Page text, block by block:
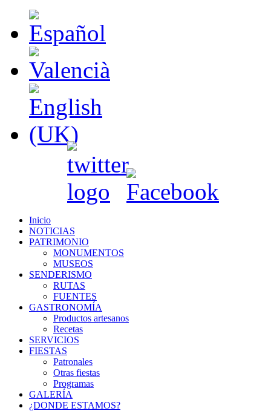
Inicio
NOTICIAS
PATRIMONIO
MONUMENTOS
MUSEOS
SENDERISMO
RUTAS
FUENTES
GASTRONOMÍA
Productos artesanos
Recetas
SERVICIOS
FIESTAS
Patronales
Otras fiestas
Programas
GALERÍA
¿DONDE ESTAMOS?